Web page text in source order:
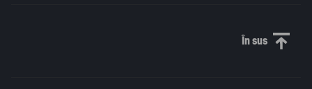
În susDerulați